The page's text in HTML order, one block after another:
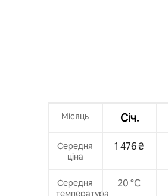
Місяць Січ.
Середня
ціна
1 476 ₴
Середня
температура
20 °C